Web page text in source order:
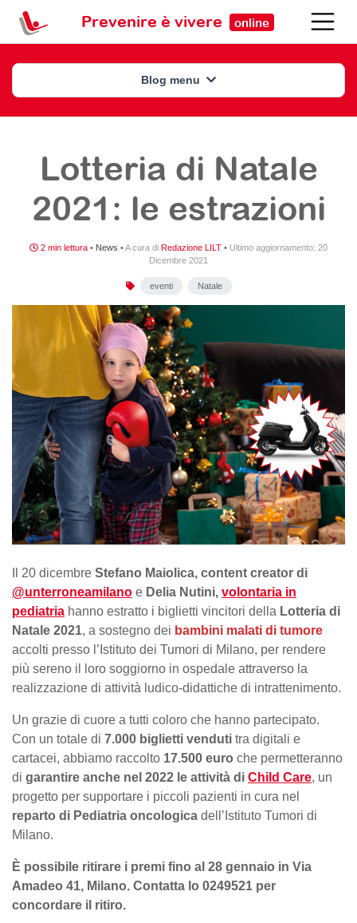
Prevenire è vivere online
Blog menu
Lotteria di Natale
2021: le estrazioni
2 min lettura • News •A cura di Redazione LILT • Ultimo aggiornamento: 20
Dicembre 2021
eventi Natale
Il 20 dicembre Stefano Maiolica, content creator di
@unterroneamilano e Delia Nutini, volontaria in
pediatria hanno estratto i biglietti vincitori della Lotteria di
Natale 2021, a sostegno dei bambini malati di tumore
accolti presso l’Istituto dei Tumori di Milano, per rendere
più sereno il loro soggiorno in ospedale attraverso la
realizzazione di attività ludico-didattiche di intrattenimento.
Un grazie di cuore a tutti coloro che hanno partecipato.
Con un totale di 7.000 biglietti venduti tra digitali e
cartacei, abbiamo raccolto 17.500 euro che permetteranno
di garantire anche nel 2022 le attività di Child Care, un
progetto per supportare i piccoli pazienti in cura nel
reparto di Pediatria oncologica dell’Istituto Tumori di
Milano.
È possibile ritirare i premi fino al 28 gennaio in Via
Amadeo 41, Milano. Contatta lo 0249521 per
concordare il ritiro.